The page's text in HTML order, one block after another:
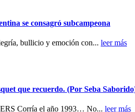
se consagró subcampeona
bullicio y emoción con... leer más
que recuerdo. (Por Seba
Corría el año 1993… No... leer más